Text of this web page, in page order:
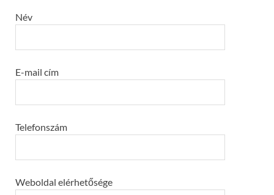
Név
E-mail cím
Telefonszám
Weboldal elérhetősége